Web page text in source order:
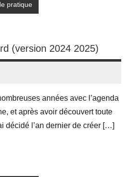
pratique
(version 2024 2025)
années avec l’agenda
et après avoir découvert toute
décidé l’an dernier de créer […]